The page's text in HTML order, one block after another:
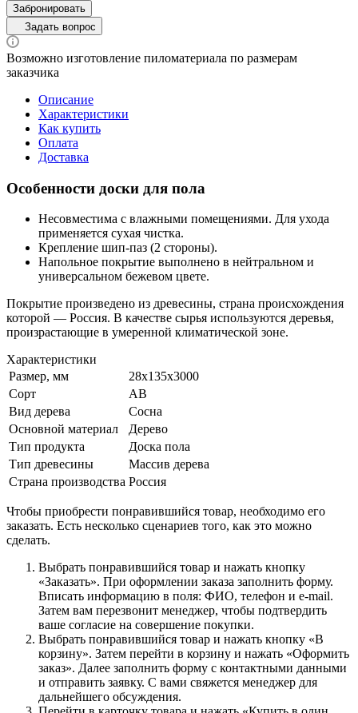
Забронировать
Задать вопрос
Возможно изготовление пиломатериала по размерам
заказчика
Описание
Характеристики
Как купить
Оплата
Доставка
Особенности доски для пола
Несовместима с влажными помещениями. Для ухода
применяется сухая чистка.
Крепление шип-паз (2 стороны).
Напольное покрытие выполнено в нейтральном и
универсальном бежевом цвете.
Покрытие произведено из древесины, страна происхождения
которой ― Россия. В качестве сырья используются деревья,
произрастающие в умеренной климатической зоне.
Характеристики
Размер, мм
28х135х3000
Сорт
AB
Вид дерева
Сосна
Основной материал
Дерево
Тип продукта
Доска пола
Тип древесины
Массив дерева
Страна производства Россия
Чтобы приобрести понравившийся товар, необходимо его
заказать. Есть несколько сценариев того, как это можно
сделать.
Выбрать понравившийся товар и нажать кнопку
«Заказать». При оформлении заказа заполнить форму.
Вписать информацию в поля: ФИО, телефон и e-mail.
Затем вам перезвонит менеджер, чтобы подтвердить
ваше согласие на совершение покупки.
Выбрать понравившийся товар и нажать кнопку «В
корзину». Затем перейти в корзину и нажать «Оформить
заказ». Далее заполнить форму с контактными данными
и отправить заявку. С вами свяжется менеджер для
дальнейшего обсуждения.